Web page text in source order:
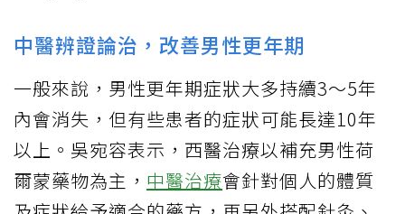
中醫辨證論治，改善男性更年期
一般來說，男性更年期症狀大多持續3～5年
內會消失，但有些患者的症狀可能長達10年
以上。吳宛容表示，西醫治療以補充男性荷
爾蒙藥物為主， 中醫治療會針對個人的體質